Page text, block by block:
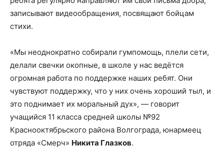
записывают видеообращения, посвящают бойцам
стихи.
«Мы неоднократно собирали гумпомощь, плели сети,
делали свечки окопные, в школе у нас ведётся
огромная работа по поддержке наших ребят. Они
чувствуют поддержку, что у них очень хороший тыл, и
это поднимает их моральный дух», — говорит
учащийся 11 класса средней школы №92
Краснооктябрьского района Волгограда, юнармеец
отряда «Смерч» Никита Глазков.